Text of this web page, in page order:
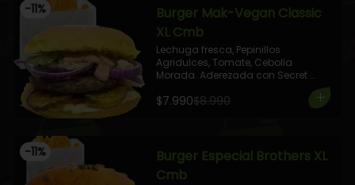
-11%
Burger Mak-Vegan Classic
XL Cmb
Lechuga fresca, Pepinillos
Agridulces, Tomate, Cebolla
Morada. Aderezada con Secret
Pan y Proteína a Elección.
$7.990$8.990
-11%
Burger Especial Brothers XL
Cmb